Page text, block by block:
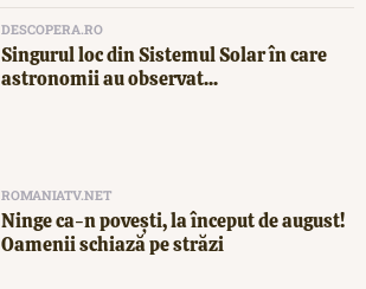
DESCOPERA.RO
Singurul loc din Sistemul Solar în care
astronomii au observat...
ROMANIATV.NET
Ninge ca-n povești, la început de august!
Oamenii schiază pe străzi